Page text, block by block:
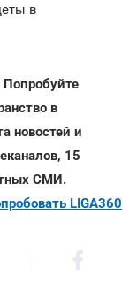
в
в
новостей и
15
СМИ.
LIGA360